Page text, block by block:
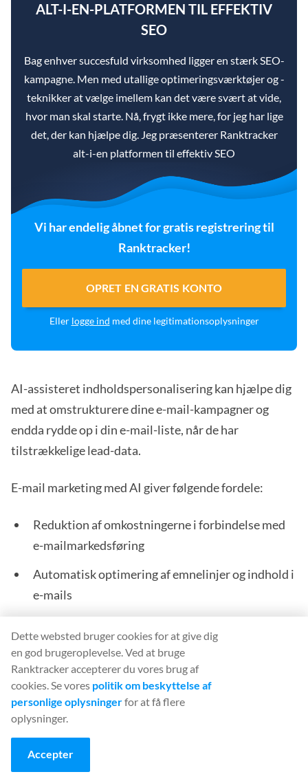
ALT-I-EN-PLATFORMEN TIL EFFEKTIV
SEO
Bag enhver succesfuld virksomhed ligger en stærk SEO-
kampagne. Men med utallige optimeringsværktøjer og -
teknikker at vælge imellem kan det være svært at vide,
hvor man skal starte. Nå, frygt ikke mere, for jeg har lige
det, der kan hjælpe dig. Jeg præsenterer Ranktracker
alt-i-en platformen til effektiv SEO
Vi har endelig åbnet for gratis registrering til
Ranktracker!
OPRET EN GRATIS KONTO
Eller logge ind med dine legitimationsoplysninger
AI-assisteret indholdspersonalisering kan hjælpe dig
med at omstrukturere dine e-mail-kampagner og
endda rydde op i din e-mail-liste, når de har
tilstrækkelige lead-data.
E-mail marketing med AI giver følgende fordele:
Reduktion af omkostningerne i forbindelse med
e-mailmarkedsføring
Automatisk optimering af emnelinjer og indhold i
e-mails
Omstrukturer dine e-mail-kampagner
Reducer den tid, det tager at sende e-mails
Nyhedsbreve kan sendes automatisk
Generering af kundeemner med AI er
nøglen:
Dette websted bruger cookies for at give dig
en god brugeroplevelse. Ved at bruge
Ranktracker accepterer du vores brug af
cookies. Se vores politik om beskyttelse af
personlige oplysningerfor at få flere
oplysninger.
Accepter